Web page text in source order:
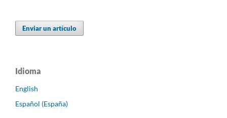
Enviar un artículo
Idioma
English
Español (España)